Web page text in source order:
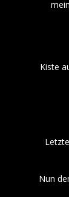
Kiste
Nun